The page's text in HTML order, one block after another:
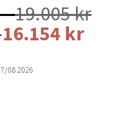
–19.005kr
16.154 kr
08 2026